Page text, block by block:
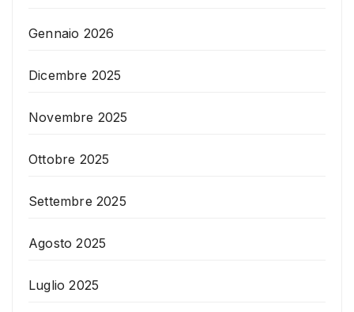
Gennaio 2026
Dicembre 2025
Novembre 2025
Ottobre 2025
Settembre 2025
Agosto 2025
Luglio 2025